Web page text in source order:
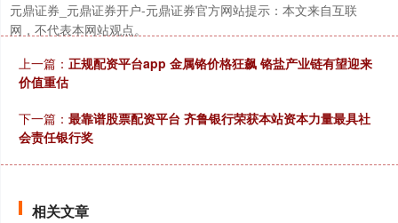
元鼎证券_元鼎证券开户-元鼎证券官方网站提示：本文来自互联
网，不代表本网站观点。
上一篇： 正规配资平台app 金属铬价格狂飙 铬盐产业链有望迎来
价值重估
下一篇： 最靠谱股票配资平台 齐鲁银行荣获本站资本力量最具社
会责任银行奖
相关文章